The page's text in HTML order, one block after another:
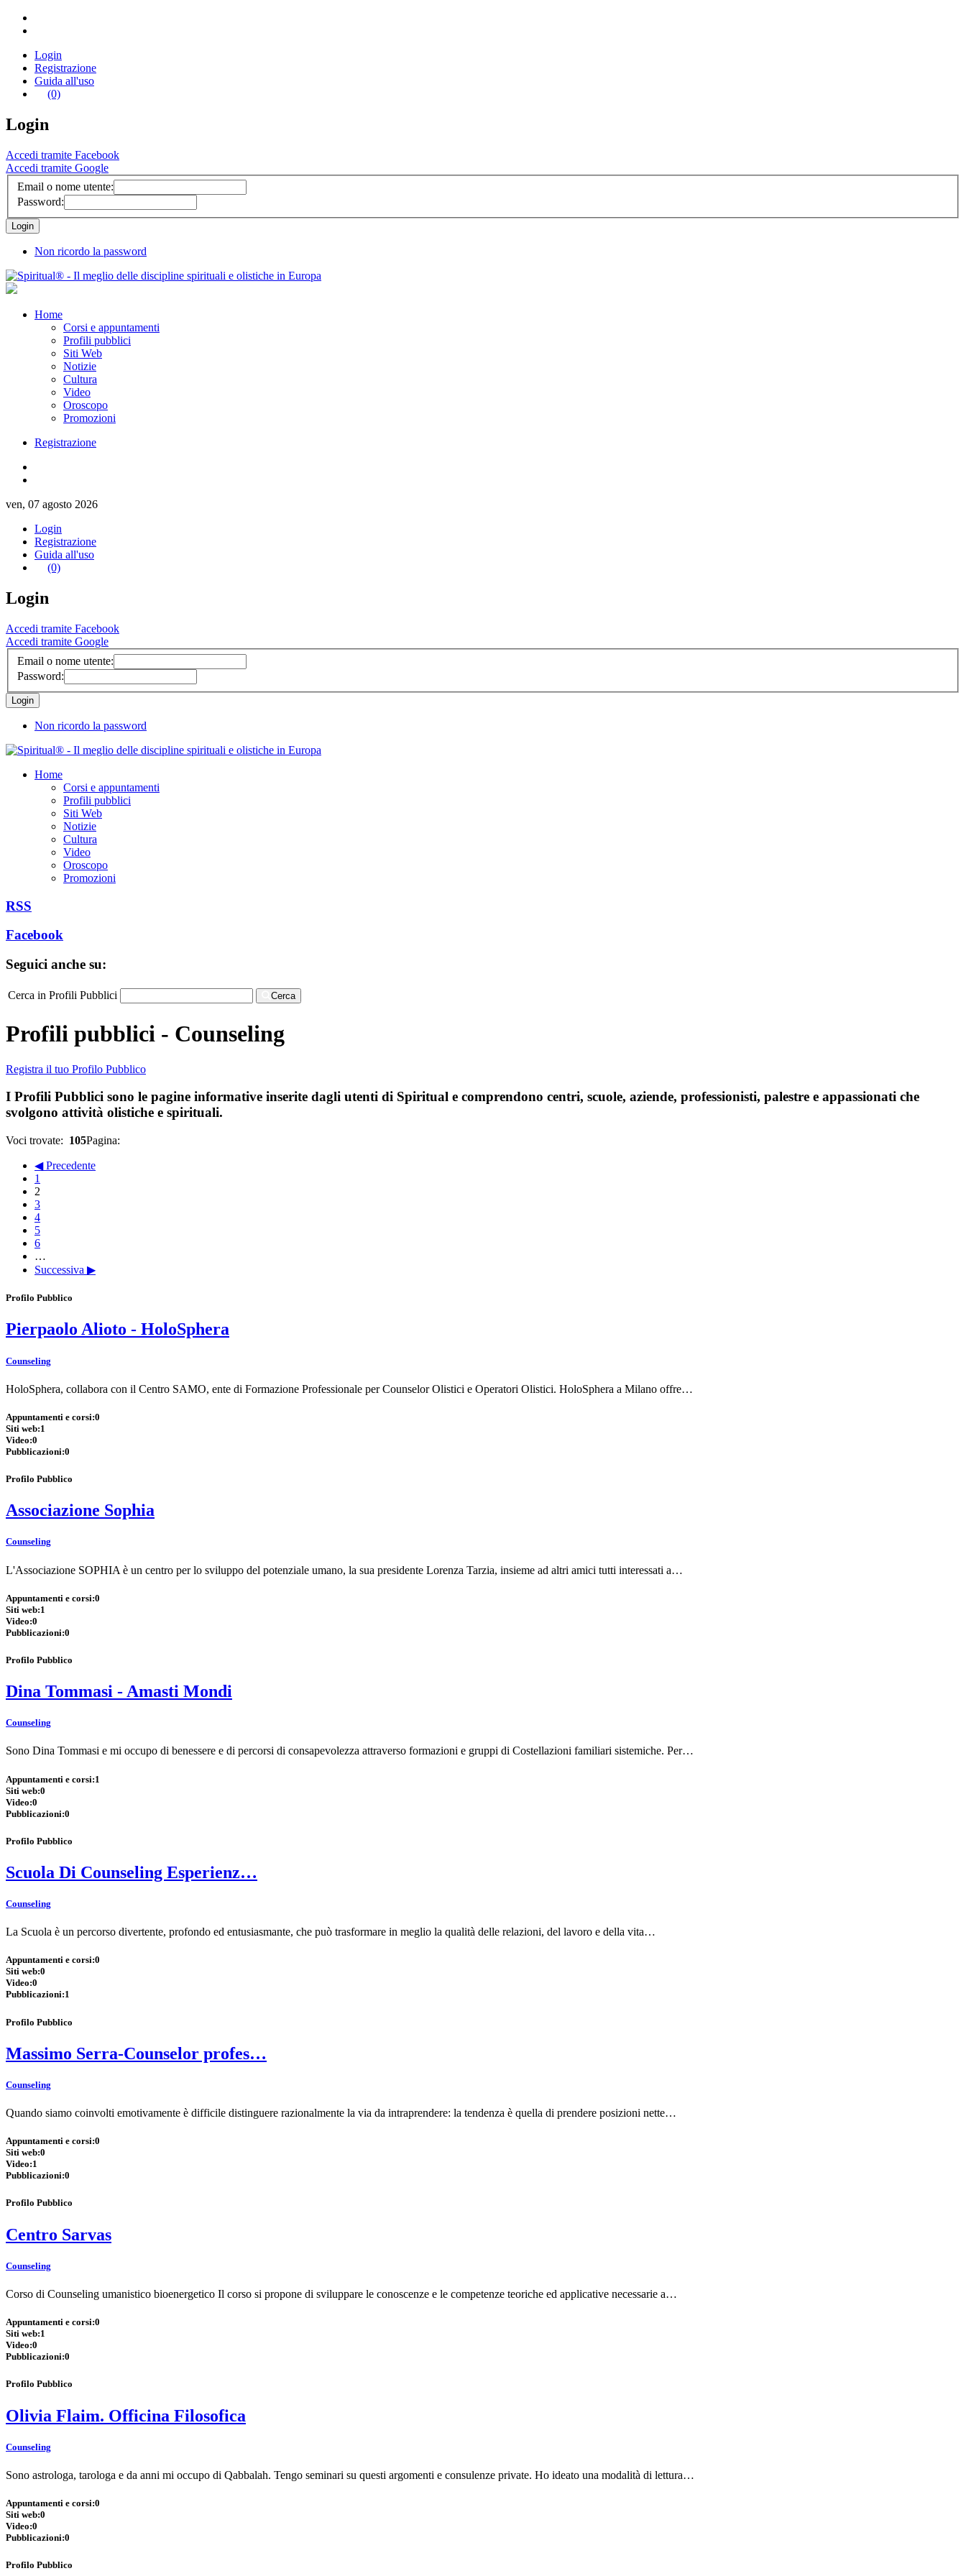
Login
Registrazione
Guida all'uso
(0)
Login
Accedi tramite Facebook
Accedi tramite Google
Email o nome utente:
Password:
Non ricordo la password
Home
Corsi e appuntamenti
Profili pubblici
Siti Web
Notizie
Cultura
Video
Oroscopo
Promozioni
Registrazione
ven, 07 agosto 2026
Login
Registrazione
Guida all'uso
(0)
Login
Accedi tramite Facebook
Accedi tramite Google
Email o nome utente:
Password:
Non ricordo la password
Home
Corsi e appuntamenti
Profili pubblici
Siti Web
Notizie
Cultura
Video
Oroscopo
Promozioni
RSS
Facebook
Seguici anche su:
Cerca in Profili Pubblici Cerca
Profili pubblici - Counseling
Registra il tuo Profilo Pubblico
I Profili Pubblici sono le pagine informative inserite dagli utenti di Spiritual e comprendono centri, scuole, aziende, professionisti, palestre e appassionati che
svolgono attività olistiche e spirituali.
Voci trovate: 105Pagina:
◀ Precedente
1
2
3
4
5
6
…
Successiva ▶
Profilo Pubblico
Pierpaolo Alioto - HoloSphera
Counseling
HoloSphera, collabora con il Centro SAMO, ente di Formazione Professionale per Counselor Olistici e Operatori Olistici. HoloSphera a Milano offre…
Appuntamenti e corsi:0
Siti web:1
Video:0
Pubblicazioni:0
Profilo Pubblico
Associazione Sophia
Counseling
L'Associazione SOPHIA è un centro per lo sviluppo del potenziale umano, la sua presidente Lorenza Tarzia, insieme ad altri amici tutti interessati a…
Appuntamenti e corsi:0
Siti web:1
Video:0
Pubblicazioni:0
Profilo Pubblico
Dina Tommasi - Amasti Mondi
Counseling
Sono Dina Tommasi e mi occupo di benessere e di percorsi di consapevolezza attraverso formazioni e gruppi di Costellazioni familiari sistemiche. Per…
Appuntamenti e corsi:1
Siti web:0
Video:0
Pubblicazioni:0
Profilo Pubblico
Scuola Di Counseling Esperienz…
Counseling
La Scuola è un percorso divertente, profondo ed entusiasmante, che può trasformare in meglio la qualità delle relazioni, del lavoro e della vita…
Appuntamenti e corsi:0
Siti web:0
Video:0
Pubblicazioni:1
Profilo Pubblico
Massimo Serra-Counselor profes…
Counseling
Quando siamo coinvolti emotivamente è difficile distinguere razionalmente la via da intraprendere: la tendenza è quella di prendere posizioni nette…
Appuntamenti e corsi:0
Siti web:0
Video:1
Pubblicazioni:0
Profilo Pubblico
Centro Sarvas
Counseling
Corso di Counseling umanistico bioenergetico Il corso si propone di sviluppare le conoscenze e le competenze teoriche ed applicative necessarie a…
Appuntamenti e corsi:0
Siti web:1
Video:0
Pubblicazioni:0
Profilo Pubblico
Olivia Flaim. Officina Filosofica
Counseling
Sono astrologa, tarologa e da anni mi occupo di Qabbalah. Tengo seminari su questi argomenti e consulenze private. Ho ideato una modalità di lettura…
Appuntamenti e corsi:0
Siti web:0
Video:0
Pubblicazioni:0
Profilo Pubblico